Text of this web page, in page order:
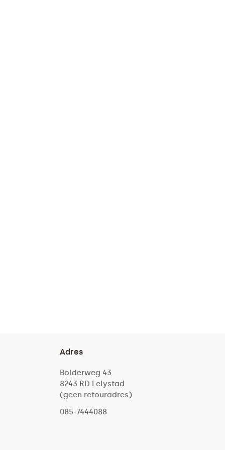
Adres
Bolderweg 43
8243 RD Lelystad
(geen retouradres)
085-7444088